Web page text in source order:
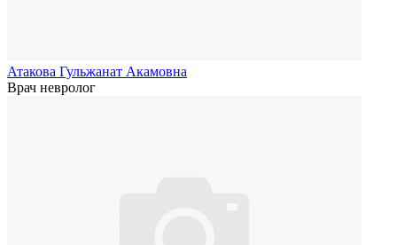
Атакова Гульжанат Акамовна
Врач невролог